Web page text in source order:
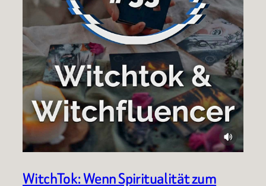
WitchTok: Wenn Spiritualität zum